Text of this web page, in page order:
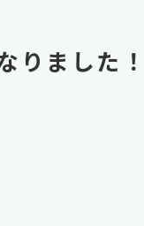
りました！